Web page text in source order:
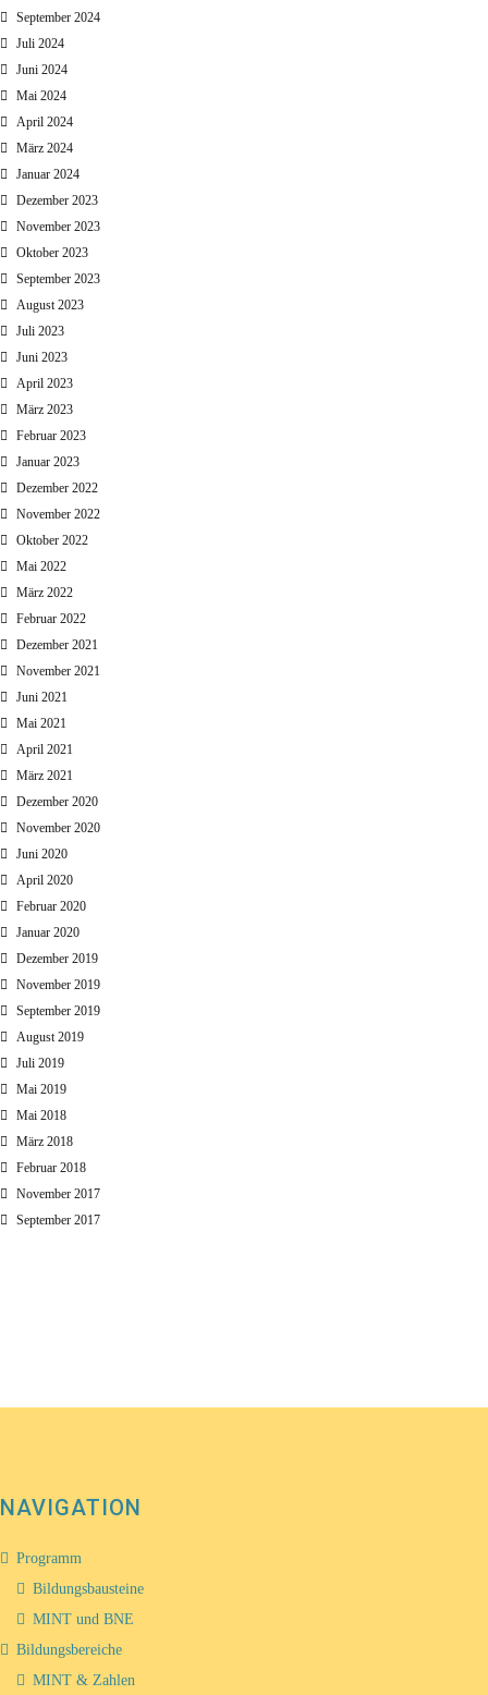
September 2024
Juli 2024
Juni 2024
Mai 2024
April 2024
März 2024
Januar 2024
Dezember 2023
November 2023
Oktober 2023
September 2023
August 2023
Juli 2023
Juni 2023
April 2023
März 2023
Februar 2023
Januar 2023
Dezember 2022
November 2022
Oktober 2022
Mai 2022
März 2022
Februar 2022
Dezember 2021
November 2021
Juni 2021
Mai 2021
April 2021
März 2021
Dezember 2020
November 2020
Juni 2020
April 2020
Februar 2020
Januar 2020
Dezember 2019
November 2019
September 2019
August 2019
Juli 2019
Mai 2019
Mai 2018
März 2018
Februar 2018
November 2017
September 2017
NAVIGATION
Programm
Bildungsbausteine
MINT und BNE
Bildungsbereiche
MINT & Zahlen